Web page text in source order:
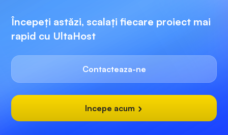
Începeți astăzi, scalați fiecare proiect mai
rapid cu UltaHost
Contacteaza-ne
Incepe acum